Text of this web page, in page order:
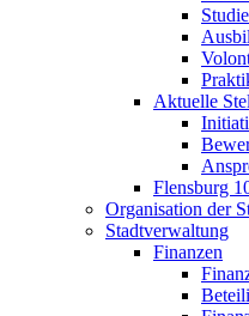
Aktuelle
Flensburg
Organisation der
Stadtverwaltung
Finanzen